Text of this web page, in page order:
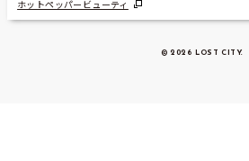
ホットペッパービューティ
© 2026 LOST CITY.